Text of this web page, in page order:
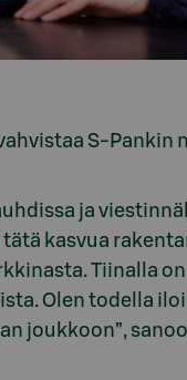
S-Pankin
ja
tätä kasvua
Tiinalla
Olen todella
joukkoon”,